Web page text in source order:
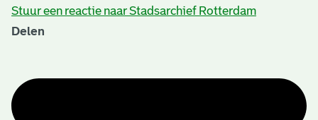
Stuur een reactie naar Stadsarchief Rotterdam
Delen